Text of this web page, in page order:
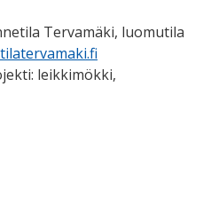
Tervamäki, luomutila
leikkimökki,